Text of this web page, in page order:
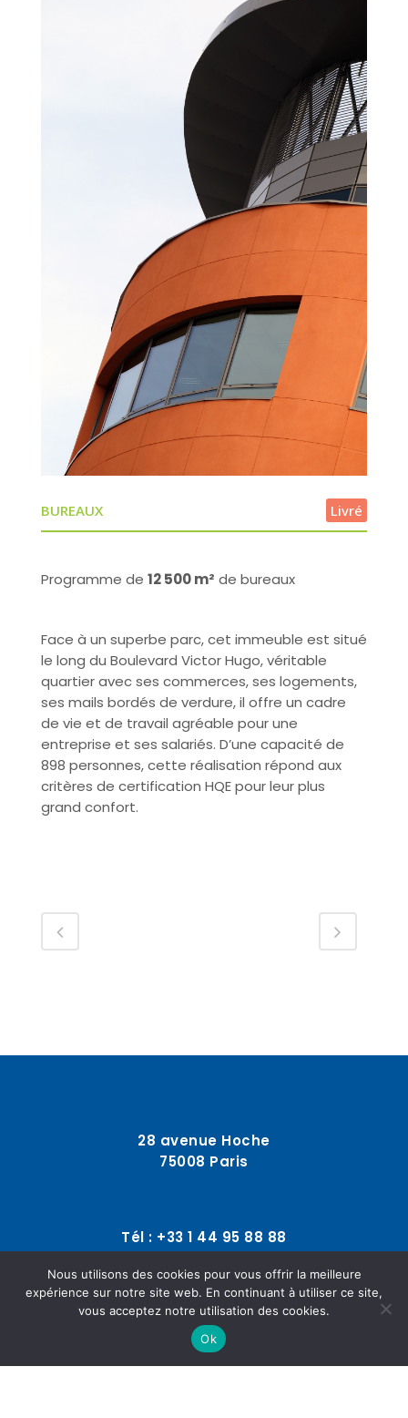
BUREAUX Livré
Programme de 12 500 m² de bureaux
Face à un superbe parc, cet immeuble est situé
le long du Boulevard Victor Hugo, véritable
quartier avec ses commerces, ses logements,
ses mails bordés de verdure, il offre un cadre
de vie et de travail agréable pour une
entreprise et ses salariés. D’une capacité de
898 personnes, cette réalisation répond aux
critères de certification HQE pour leur plus
grand confort.
28 avenue Hoche
75008 Paris
Tél : +33 1 44 95 88 88
contact@fonciere-reference.com
Nous utilisons des cookies pour vous offrir la meilleure
expérience sur notre site web. En continuant à utiliser ce site,
vous acceptez notre utilisation des cookies.
Ok